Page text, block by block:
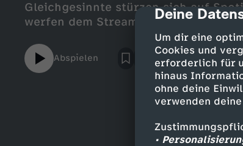
cmp-
Deine
Um dir eine
Cookies und
erforderlich für
hinaus
ohne deine
verwenden
•
Gleichgesinnte stürzen sich auf
werfen dem Streamingriesen vor,
bevorzugen. Und denen ist das
konsequent genug. Heute zeigen
hilfloses Opfer inszeniert und
allen Seiten selbst provoziert.
Abspielen